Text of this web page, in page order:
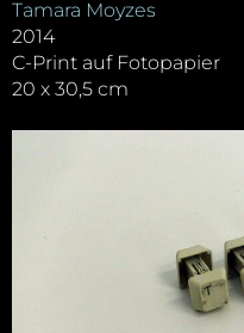
Tamara Moyzes
2014
C-Print auf Fotopapier
20 x 30,5 cm